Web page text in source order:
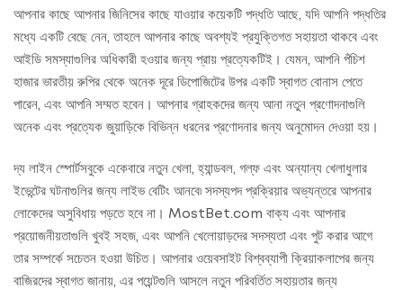
আপনার কাছে আপনার জিনিসের কাছে যাওয়ার কয়েকটি পদ্ধতি আছে, যদি আপনি পদ্ধতির
মধ্যে একটি বেছে নেন, তাহলে আপনার কাছে অবশ্যই প্রযুক্তিগত সহায়তা থাকবে এবং
আইডি সমস্যাগুলির অধিকারী হওয়ার জন্য প্রায় প্রত্যেকটিই। যেমন, আপনি পঁচিশ
হাজার ভারতীয় রুপির থেকে অনেক দূরে ডিপোজিটের উপর একটি স্বাগত বোনাস পেতে
পারেন, এবং আপনি সম্মত হবেন। আপনার গ্রাহকদের জন্য আনা নতুন প্রণোদনাগুলি
অনেক এবং প্রত্যেক জুয়াড়িকে বিভিন্ন ধরনের প্রণোদনার জন্য অনুমোদন দেওয়া হয়।
দ্য লাইন স্পোর্টসবুকে একেবারে নতুন খেলা, হ্যান্ডবল, গল্ফ এবং অন্যান্য খেলাধুলার
ইভেন্টের ঘটনাগুলির জন্য লাইভ বেটিং আনবে৷ সদস্যপদ প্রক্রিয়ার অভ্যন্তরে আপনার
লোকেদের অসুবিধায় পড়তে হবে না। MostBet.com বাক্য এবং আপনার
প্রয়োজনীয়তাগুলি খুবই সহজ, এবং আপনি খেলোয়াড়দের সদস্যতা এবং পুট করার আগে
তার সম্পর্কে সচেতন হওয়া উচিত। আপনার ওয়েবসাইট বিশ্বব্যাপী ক্রিয়াকলাপের জন্য
বাজিরদের স্বাগত জানায়, এর পয়েন্টগুলি আসলে নতুন পরিবর্তিত সহায়তার জন্য